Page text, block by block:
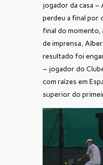
jogador da casa –
perdeu a final por
final do momento,
de imprensa,
resultado foi
– jogador do
com raízes em
superior do